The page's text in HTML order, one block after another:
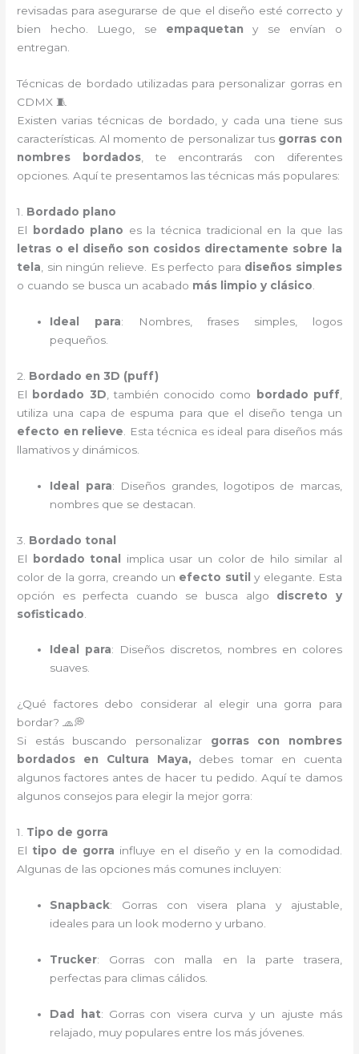
revisadas para asegurarse de que el diseño esté correcto y
bien hecho. Luego, se empaquetan y se envían o
entregan.
Técnicas de bordado utilizadas para personalizar gorras en
CDMX 🧵
Existen varias técnicas de bordado, y cada una tiene sus
características. Al momento de personalizar tus gorras con
nombres bordados, te encontrarás con diferentes
opciones. Aquí te presentamos las técnicas más populares:
1. Bordado plano
El
bordado plano es la técnica tradicional en la que las
letras o el diseño son cosidos directamente sobre la
tela , sin ningún relieve. Es perfecto para diseños simples
o cuando se busca un acabado más limpio y clásico
Ideal para: Nombres, frases simples, logos
pequeños.
2. Bordado en 3D (puff)
El
bordado 3D , también conocido como bordado puff,
utiliza una capa de espuma para que el diseño tenga un
efecto en relieve . Esta técnica es ideal para diseños más
llamativos y dinámicos.
Ideal para: Diseños grandes, logotipos de marcas,
nombres que se destacan.
3. Bordado tonal
El bordado tonal implica usar un color de hilo similar al
color de la gorra, creando un efecto sutil y elegante. Esta
opción es perfecta cuando se busca algo discreto y
sofisticado
Ideal para: Diseños discretos, nombres en colores
suaves.
¿Qué factores debo considerar al elegir una gorra para
bordar? 🧢💭
Si estás buscando personalizar gorras con nombres
bordados en Cultura Maya, debes tomar en cuenta
algunos factores antes de hacer tu pedido. Aquí te damos
algunos consejos para elegir la mejor gorra:
1. Tipo de gorra
El tipo de gorra influye en el diseño y en la comodidad.
Algunas de las opciones más comunes incluyen:
Snapback: Gorras con visera plana y ajustable,
ideales para un look moderno y urbano.
Trucker: Gorras con malla en la parte trasera,
perfectas para climas cálidos.
Dad hat: Gorras con visera curva y un ajuste más
relajado, muy populares entre los más jóvenes.